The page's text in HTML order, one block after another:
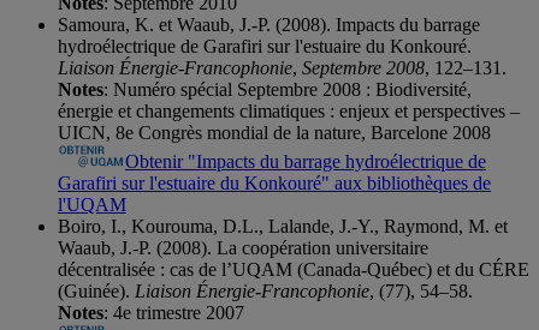
Samoura, K. et Waaub, J.-P. (2008). Impacts du barrage
hydroélectrique de Garafiri sur l'estuaire du Konkouré.
Liaison Énergie-Francophonie, Septembre 2008, 122–131.
Notes: Numéro spécial Septembre 2008 : Biodiversité,
énergie et changements climatiques : enjeux et perspectives –
UICN, 8e Congrès mondial de la nature, Barcelone 2008
Obtenir "Impacts du barrage hydroélectrique de
Garafiri sur l'estuaire du Konkouré" aux bibliothèques de
l'UQAM
Boiro, I., Kourouma, D.L., Lalande, J.-Y., Raymond, M. et
Waaub, J.-P. (2008). La coopération universitaire
décentralisée : cas de l’UQAM (Canada-Québec) et du CÉRE
(Guinée). Liaison Énergie-Francophonie, (77), 54–58.
Notes: 4e trimestre 2007